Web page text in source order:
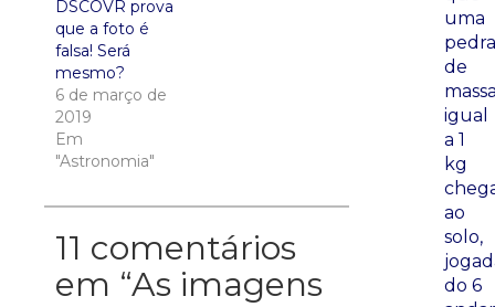
DSCOVR prova
que a foto é
falsa! Será
mesmo?
6 de março de
2019
Em
"Astronomia"
11 comentários
em “As imagens
uma
pedra
de
igual
a 1
kg
ao
solo,
do 6